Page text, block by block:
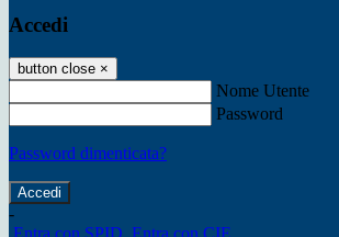
Accedi
button close ×
Nome Utente
Password
Password dimenticata?
-